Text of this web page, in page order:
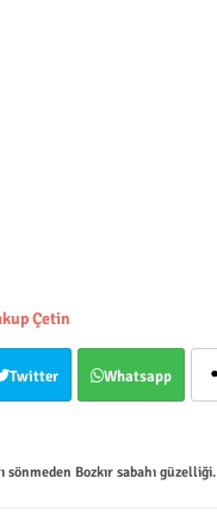
Çetin
Twitter Whatsapp
Bozkır sabahı güzelliği.